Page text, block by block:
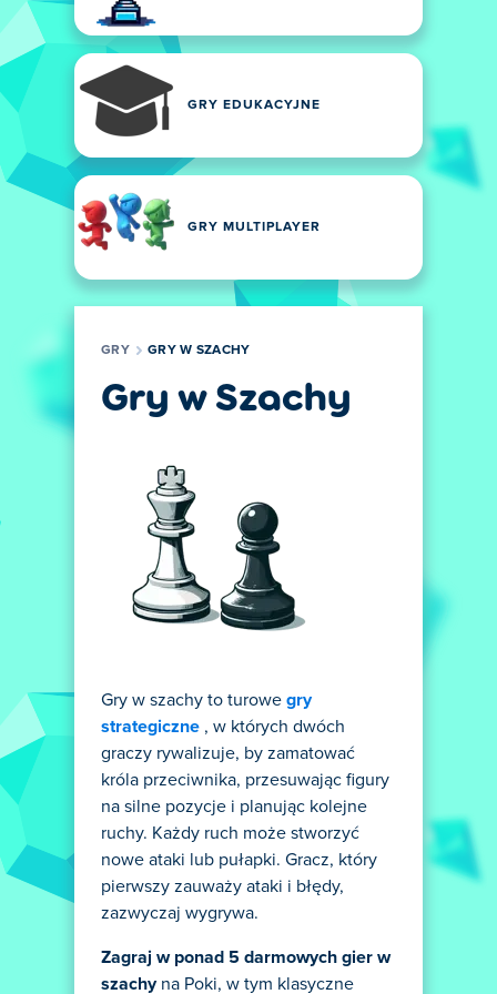
GRY EDUKACYJNE
GRY MULTIPLAYER
GRY GRY W SZACHY
Gry w Szachy
Gry w szachy to turowe gry
strategiczne , w których dwóch
graczy rywalizuje, by zamatować
króla przeciwnika, przesuwając figury
na silne pozycje i planując kolejne
ruchy. Każdy ruch może stworzyć
nowe ataki lub pułapki. Gracz, który
pierwszy zauważy ataki i błędy,
zazwyczaj wygrywa.
Zagraj w ponad 5 darmowych gier w
szachyna Poki, w tym klasyczne